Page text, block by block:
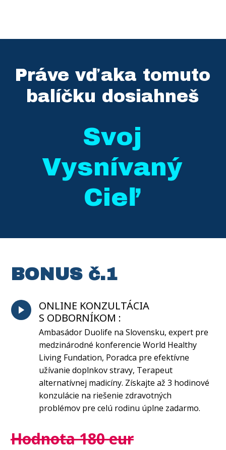
Práve vďaka tomuto
balíčku dosiahneš
Svoj
Vysnívaný
Cieľ
BONUS č.1
ONLINE KONZULTÁCIA
S ODBORNÍKOM :
Ambasádor Duolife na Slovensku, expert pre
medzinárodné konferencie World Healthy
Living Fundation, Poradca pre efektívne
užívanie doplnkov stravy, Terapeut
alternatívnej madicíny. Získajte až 3 hodinové
konzulácie na riešenie zdravotných
problémov pre celú rodinu úplne zadarmo.
Hodnota 180 eur